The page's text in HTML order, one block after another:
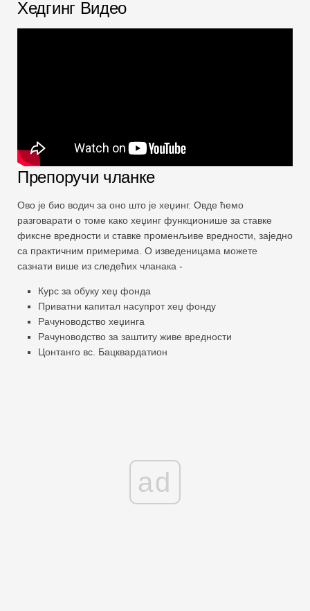
Хедгинг Видео
Препоручи чланке
Ово је био водич за оно што је хеџинг. Овде ћемо
разговарати о томе како хеџинг функционише за ставке
фиксне вредности и ставке променљиве вредности, заједно
са практичним примерима. О изведеницама можете
сазнати више из следећих чланака -
Курс за обуку хеџ фонда
Приватни капитал насупрот хеџ фонду
Рачуноводство хеџинга
Рачуноводство за заштиту живе вредности
Цонтанго вс. Бацквардатион
ad